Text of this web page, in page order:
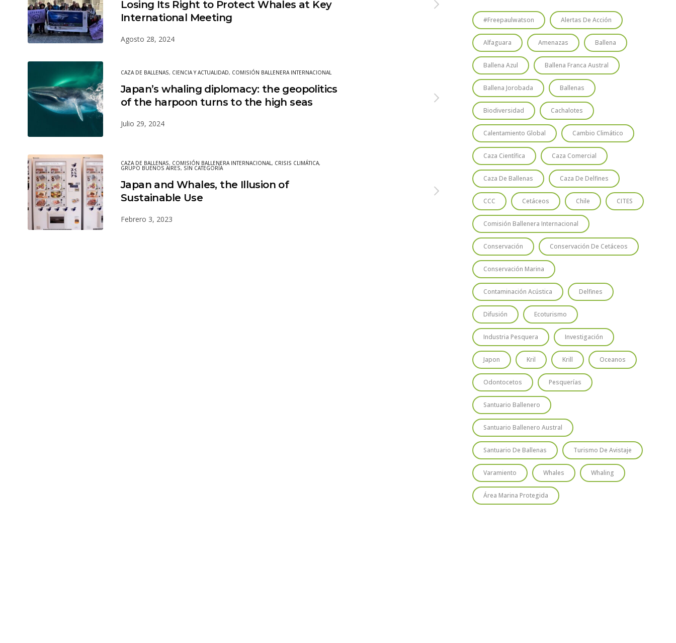
Losing Its Right to Protect Whales at Key
International Meeting
Agosto 28, 2024
CAZA DE BALLENAS, CIENCIA Y ACTUALIDAD, COMISIÓN BALLENERA INTERNACIONAL
Japan’s whaling diplomacy: the geopolitics
of the harpoon turns to the high seas
Julio 29, 2024
CAZA DE BALLENAS, COMISIÓN BALLENERA INTERNACIONAL, CRISIS CLIMÁTICA,
GRUPO BUENOS AIRES, SIN CATEGORÍA
Japan and Whales, the Illusion of
Sustainable Use
Febrero 3, 2023
#freepaulwatson Alertas De Acción
Alfaguara Amenazas Ballena
Ballena Azul Ballena Franca Austral
Ballena Jorobada Ballenas
Biodiversidad Cachalotes
Calentamiento Global Cambio Climático
Caza Científica Caza Comercial
Caza De Ballenas Caza De Delfines
CCC Cetáceos Chile CITES
Comisión Ballenera Internacional
Conservación Conservación De Cetáceos
Conservación Marina
Contaminación Acústica Delfines
Difusión Ecoturismo
Industria Pesquera Investigación
Japon Kril Krill Oceanos
Odontocetos Pesquerías
Santuario Ballenero
Santuario Ballenero Austral
Santuario De Ballenas Turismo De Avistaje
Varamiento Whales Whaling
Área Marina Protegida